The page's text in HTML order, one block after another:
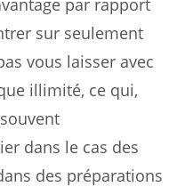
sur seulement
vous laisser avec
illimité, ce qui,
dans le cas des
des préparations